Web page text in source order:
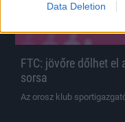
Data Deletion
FTC: jövőre dőlhet
sorsa
Az orosz klub